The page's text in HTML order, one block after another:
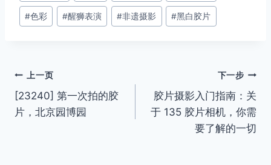
签：
#色彩 #醒狮表演 #非遗摄影 #黑白胶片
文
章
上一页
[23240] 第一次拍的胶
片，北京园博园
下一步
胶片摄影入门指南：关
于 135 胶片相机，你需
要了解的一切